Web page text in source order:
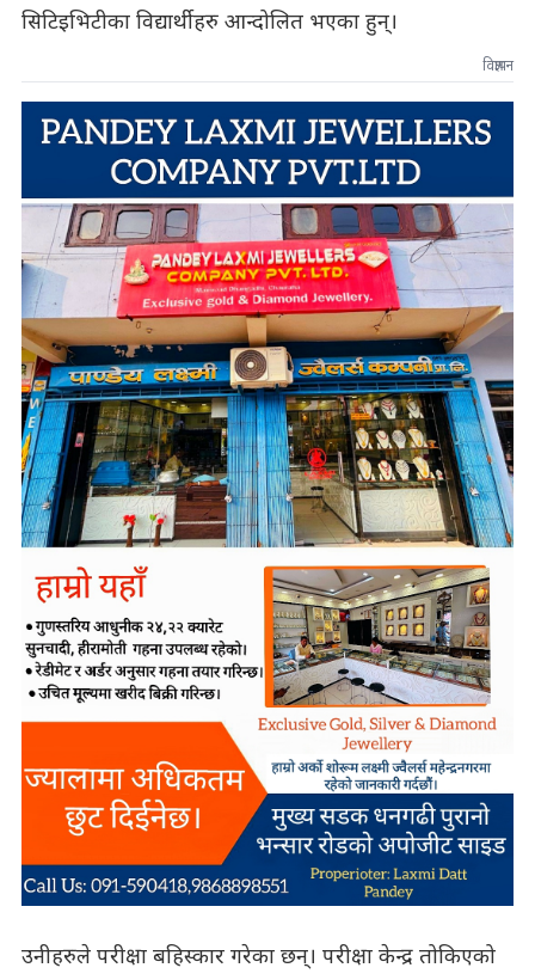
सिटिइभिटीका विद्यार्थीहरु आन्दोलित भएका हुन्।
विज्ञापन
उनीहरुले परीक्षा बहिस्कार गरेका छन्। परीक्षा केन्द्र तोकिएको